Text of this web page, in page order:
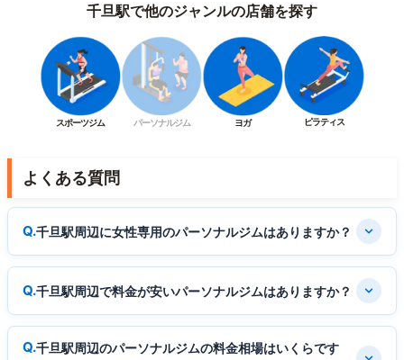
千旦駅で他のジャンルの店舗を探す
スポーツジム パーソナルジム ヨガ ピラティス
よくある質問
千旦駅周辺に女性専用のパーソナルジムはありますか？
千旦駅周辺で料金が安いパーソナルジムはありますか？
千旦駅周辺のパーソナルジムの料金相場はいくらです